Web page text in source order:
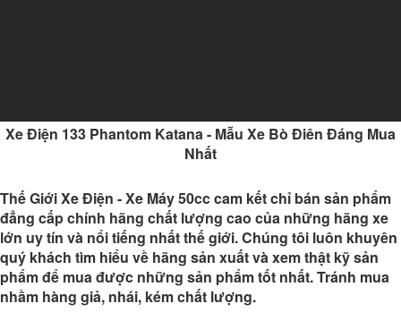
Xe Điện 133 Phantom Katana - Mẫu Xe Bò Điên Đáng Mua
Nhất
Thế Giới Xe Điện - Xe Máy 50cccam kết chỉ bán sản phẩm
đẳng cấp chính hãng chất lượng cao của những hãng xe
lớn uy tín và nổi tiếng nhất thế giới. Chúng tôi luôn khuyên
quý khách tìm hiểu về hãng sản xuất và xem thật kỹ sản
phẩm để mua được những sản phẩm tốt nhất. Tránh mua
nhầm hàng giả, nhái, kém chất lượng.